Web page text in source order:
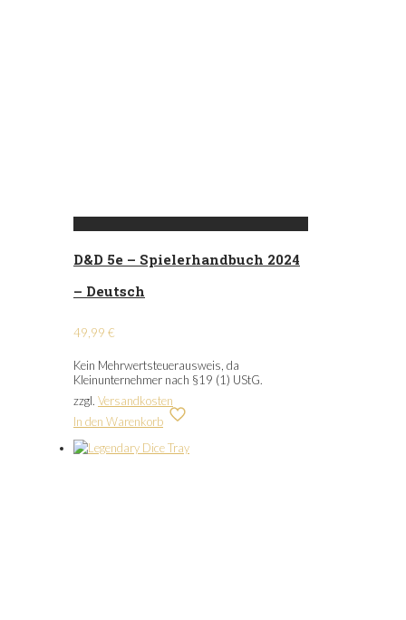
D&D 5e – Spielerhandbuch 2024
– Deutsch
49,99 €
Kein Mehrwertsteuerausweis, da
Kleinunternehmer nach §19 (1) UStG.
zzgl. Versandkosten
In den Warenkorb